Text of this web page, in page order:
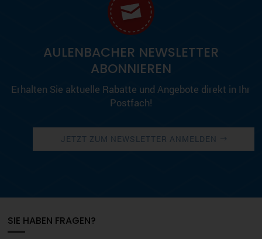
AULENBACHER NEWSLETTER
ABONNIEREN
Erhalten Sie aktuelle Rabatte und Angebote direkt in Ihr
Postfach!
JETZT ZUM NEWSLETTER ANMELDEN
SIE HABEN FRAGEN?